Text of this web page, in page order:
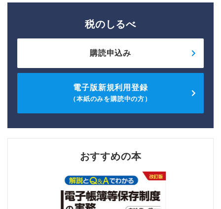
税のしるべ
購読申込み
電子版新規利用登録
（本紙のみを購読中の方）
おすすめの本